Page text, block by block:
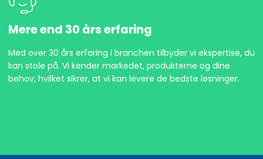
Mere end 30 års erfaring
Med over 30 års erfaring i branchen tilbyder vi ekspertise, du
kan stole på. Vi kender markedet, produkterne og dine
behov, hvilket sikrer, at vi kan levere de bedste løsninger.